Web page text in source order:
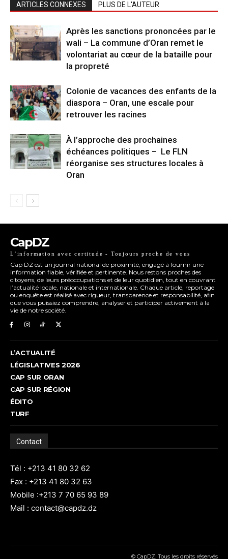
ARTICLES CONNEXES PLUS DE L'AUTEUR
Après les sanctions prononcées par le
wali – La commune d’Oran remet le
volontariat au cœur de la bataille pour
la propreté
Colonie de vacances des enfants de la
diaspora – Oran, une escale pour
retrouver les racines
À l’approche des prochaines
échéances politiques – Le FLN
réorganise ses structures locales à
Oran
CapDZ
L’information avec certitude - Toujours proche de vous
Cap DZ est un journal national de proximité, engagé à fournir une
information fiable, vérifiée et pertinente. Nous restons proches des
citoyens, de leurs préoccupations et de leur quotidien, tout en couvrant
l’actualité locale, nationale et internationale. Chaque article, reportage
ou enquête est réalisé avec rigueur, transparence et responsabilité, afin
que vous puissiez comprendre, analyser et participer activement à la
vie de notre société.
L’ACTUALITÉ
LÉGISLATIVES 2026
CAP SUR ORAN
CAP SUR RÉGION
ÉDITO
TURF
Contact
Tél : +213 41 80 32 62
Fax : +213 41 80 32 63
Mobile :+213 7 70 65 93 89
Mail : contact@capdz.dz
© CapDZ, Tous les droits réservés